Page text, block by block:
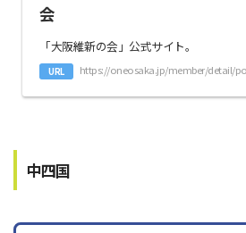
会
「大阪維新の会」公式サイト。
URL https://oneosaka.jp/member/detail/
中四国